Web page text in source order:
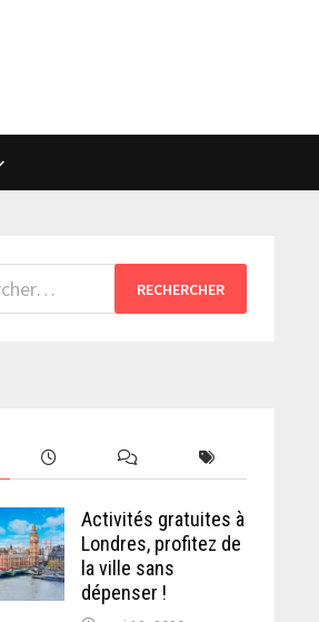
:
Activités gratuites à
Londres, profitez de
la ville sans
dépenser !